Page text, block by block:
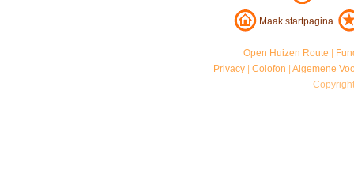
Maak startpagina
Open Huizen Route
Privacy |Colofon |Algemene